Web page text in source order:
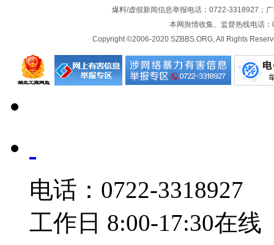
爆料/虚假新闻信息举报电话：0722-3318927；
本网舆情收集、监督热线电话
Copyright ©2006-2020 SZBBS.ORG, All Rights
电话：0722-3318927
工作日 8:00-17:30在线